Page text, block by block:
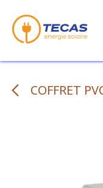
COFFRET